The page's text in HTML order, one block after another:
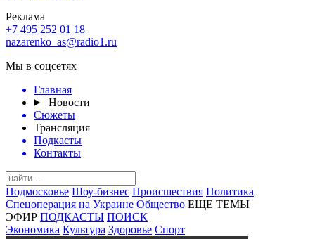
Реклама
+7 495 252 01 18
nazarenko_as@radio1.ru
Мы в соцсетях
Главная
Новости
Сюжеты
Трансляция
Подкасты
Контакты
Подмосковье Шоу-бизнес Происшествия Политика
Спецоперация на Украине Общество ЕЩЕ ТЕМЫ
ЭФИР ПОДКАСТЫ ПОИСК
Экономика Культура Здоровье Спорт